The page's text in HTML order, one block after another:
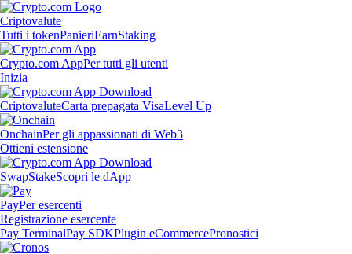
Criptovalute
Tutti i tokenPanieriEarnStaking
Crypto.com AppPer tutti gli utenti
Inizia
CriptovaluteCarta prepagata VisaLevel Up
OnchainPer gli appassionati di Web3
Ottieni estensione
SwapStakeScopri le dApp
PayPer esercenti
Registrazione esercente
Pay TerminalPay SDKPlugin eCommercePronostici